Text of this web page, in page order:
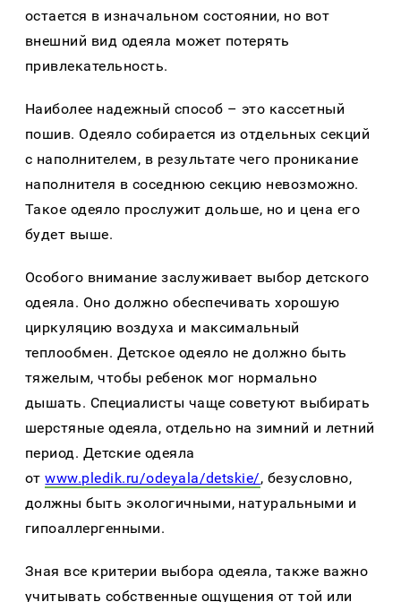
остается в изначальном состоянии, но вот
внешний вид одеяла может потерять
привлекательность.
Наиболее надежный способ – это кассетный
пошив. Одеяло собирается из отдельных секций
с наполнителем, в результате чего проникание
наполнителя в соседнюю секцию невозможно.
Такое одеяло прослужит дольше, но и цена его
будет выше.
Особого внимание заслуживает выбор детского
одеяла. Оно должно обеспечивать хорошую
циркуляцию воздуха и максимальный
теплообмен. Детское одеяло не должно быть
тяжелым, чтобы ребенок мог нормально
дышать. Специалисты чаще советуют выбирать
шерстяные одеяла, отдельно на зимний и летний
период. Детские одеяла
отwww.pledik.ru/odeyala/detskie/, безусловно,
должны быть экологичными, натуральными и
гипоаллергенными.
Зная все критерии выбора одеяла, также важно
учитывать собственные ощущения от той или